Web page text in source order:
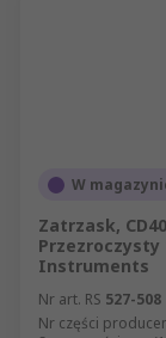
W
Zatrzask,
Przezroczysty
Instruments
Nr art. RS 527-508
Nr części